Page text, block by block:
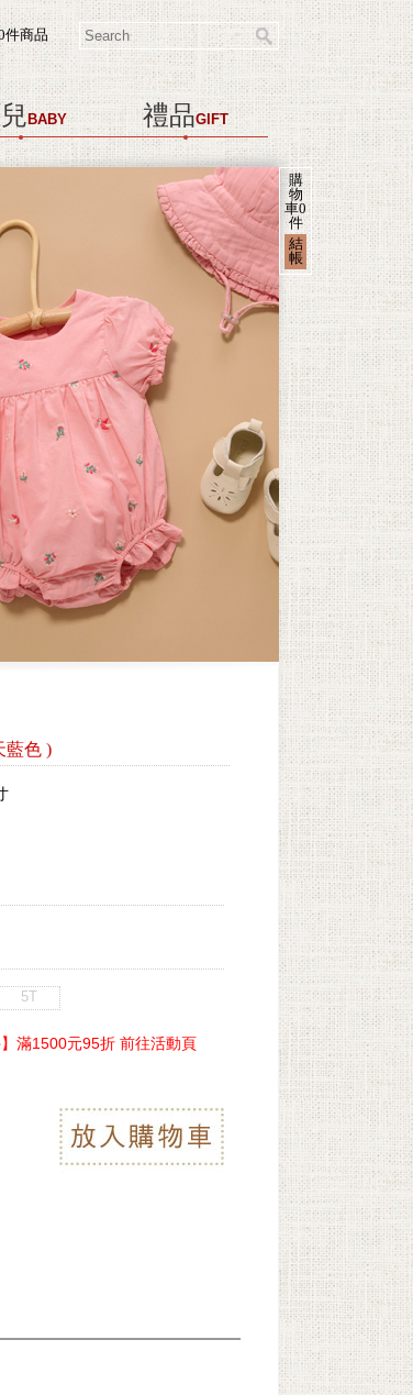
件商品
BABY 禮品GIFT
購
物
車0
件
結
帳
藍色 )
5T
滿1500元95折 前往活動頁